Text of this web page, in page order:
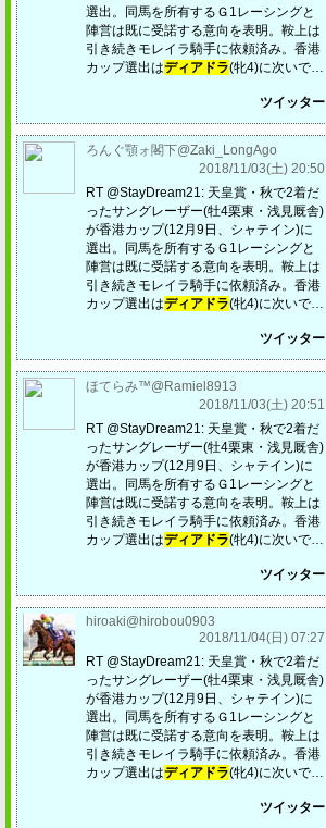
選出。同馬を所有するＧ1レーシングと
陣営は既に受諾する意向を表明。鞍上は
引き続きモレイラ騎手に依頼済み。香港
カップ選出はディアドラ(牝4)に次いで…
ツイッター
ろんぐ顎ォ閣下@Zaki_LongAgo
2018/11/03(土) 20:50
RT @StayDream21: 天皇賞・秋で2着だ
ったサングレーザー(牡4栗東・浅見厩舎)
が香港カップ(12月9日、シャテイン)に
選出。同馬を所有するＧ1レーシングと
陣営は既に受諾する意向を表明。鞍上は
引き続きモレイラ騎手に依頼済み。香港
カップ選出はディアドラ(牝4)に次いで…
ツイッター
ほてらみ™@Ramiel8913
2018/11/03(土) 20:51
RT @StayDream21: 天皇賞・秋で2着だ
ったサングレーザー(牡4栗東・浅見厩舎)
が香港カップ(12月9日、シャテイン)に
選出。同馬を所有するＧ1レーシングと
陣営は既に受諾する意向を表明。鞍上は
引き続きモレイラ騎手に依頼済み。香港
カップ選出はディアドラ(牝4)に次いで…
ツイッター
hiroaki@hirobou0903
2018/11/04(日) 07:27
RT @StayDream21: 天皇賞・秋で2着だ
ったサングレーザー(牡4栗東・浅見厩舎)
が香港カップ(12月9日、シャテイン)に
選出。同馬を所有するＧ1レーシングと
陣営は既に受諾する意向を表明。鞍上は
引き続きモレイラ騎手に依頼済み。香港
カップ選出はディアドラ(牝4)に次いで…
ツイッター